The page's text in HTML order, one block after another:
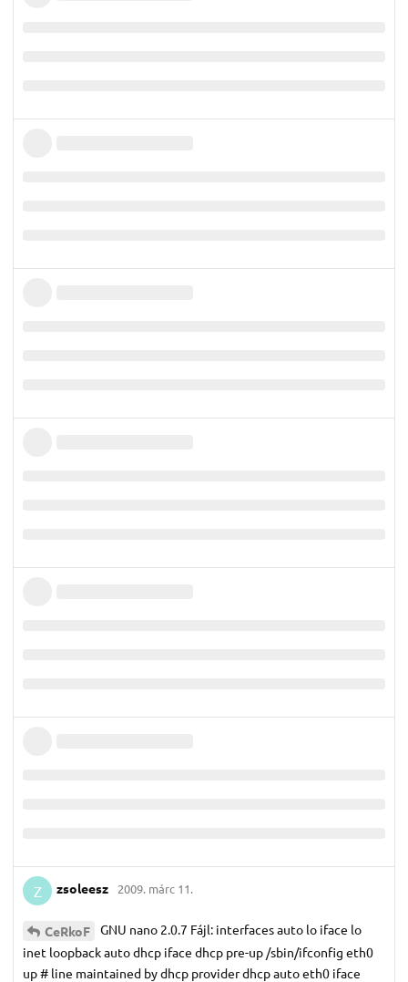
Z zsoleesz 2009. márc 11.
CeRkoF
GNU nano 2.0.7 Fájl: interfaces auto lo iface lo
inet loopback auto dhcp iface dhcp pre-up /sbin/ifconfig eth0
up # line maintained by dhcp provider dhcp auto eth0 iface